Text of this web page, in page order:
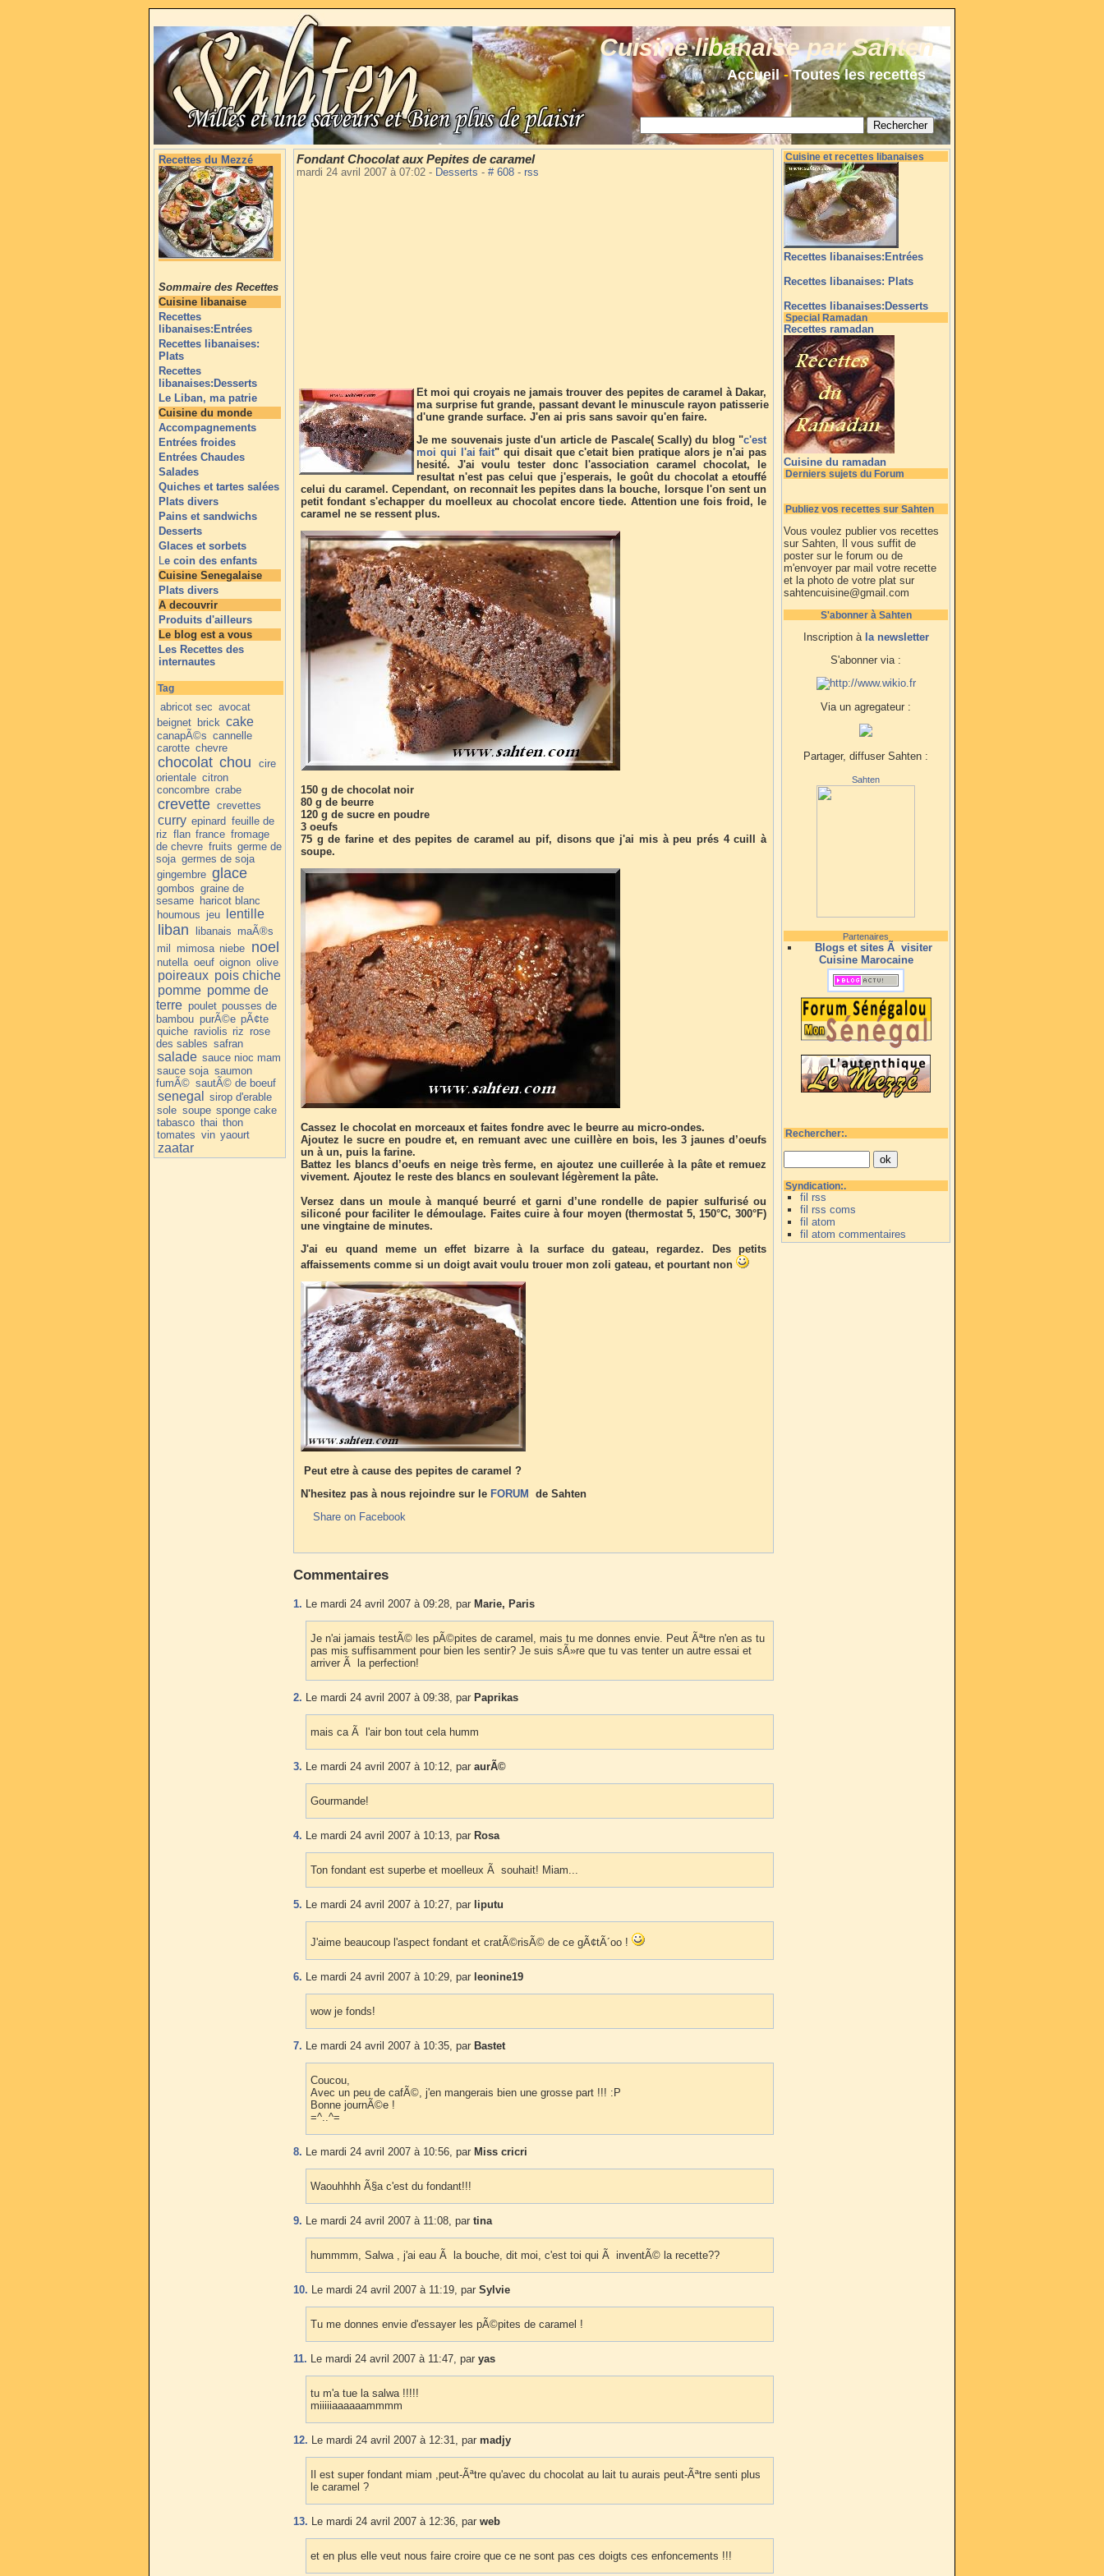
Cuisine libanaise par Sahten
Accueil-Toutes les recettes
Recettes du Mezzé
Sommaire des Recettes
Cuisine libanaise
Recettes
libanaises:Entrées
Recettes libanaises:
Plats
Recettes
libanaises:Desserts
Le Liban, ma patrie
Cuisine du monde
Accompagnements
Entrées froides
Entrées Chaudes
Salades
Quiches et tartes salées
Plats divers
Pains et sandwichs
Desserts
Glaces et sorbets
Le coin des enfants
Cuisine Senegalaise
Plats divers
A decouvrir
Produits d'ailleurs
Le blog est a vous
Les Recettes des
internautes
Tag
abricot sec avocat
beignet brick cake
canapÃ©s cannelle
carotte chevre
chocolat chou
cire
orientale citron
concombre crabe
crevette crevettes
curry epinard feuille de
riz flan france fromage
de chevre fruits germe de
soja germes de soja
gingembre glace
gombos graine de
sesame haricot blanc
houmous jeu lentille
liban libanais maÃ®s
mil mimosa niebe noel
nutella oeuf oignon olive
poireaux pois chiche
pomme pomme de
terre poulet pousses de
bambou purÃ©e pÃ¢te
quiche raviolis riz rose
des sables safran
salade sauce nioc mam
sauce soja saumon
fumÃ© sautÃ© de boeuf
senegal
sirop d'erable
sole soupe sponge cake
tabasco thai thon
tomates vin yaourt
zaatar
Fondant Chocolat aux Pepites de caramel
mardi 24 avril 2007 à 07:02 - Desserts - # 608 - rss
Et moi qui croyais ne jamais trouver des pepites de caramel à Dakar,
ma surprise fut grande, passant devant le minuscule rayon patisserie
d'une grande surface. J'en ai pris sans savoir qu'en faire.
Je me souvenais juste d'un article de Pascale( Scally) du blog "c'est
moi qui l'ai fait" qui disait que c'etait bien pratique alors je n'ai pas
hesité. J'ai voulu tester donc l'association caramel chocolat, le
resultat n'est pas celui que j'esperais, le goût du chocolat a etouffé
celui du caramel. Cependant, on reconnait les pepites dans la bouche, lorsque l'on sent un
petit fondant s'echapper du moelleux au chocolat encore tiede. Attention une fois froid, le
caramel ne se ressent plus.
150 g de chocolat noir
80 g de beurre
120 g de sucre en poudre
3 oeufs
75 g de farine et des pepites de caramel au pif, disons que j'ai mis à peu prés 4 cuill à
soupe.
Cassez le chocolat en morceaux et faites fondre avec le beurre au micro-ondes.
Ajoutez le sucre en poudre et, en remuant avec une cuillère en bois, les 3 jaunes d’oeufs
un à un, puis la farine.
Battez les blancs d’oeufs en neige très ferme, en ajoutez une cuillerée à la pâte et remuez
vivement. Ajoutez le reste des blancs en soulevant légèrement la pâte.
Versez dans un moule à manqué beurré et garni d’une rondelle de papier sulfurisé ou
siliconé pour faciliter le démoulage. Faites cuire à four moyen (thermostat 5, 150°C, 300°F)
une vingtaine de minutes.
J'ai eu quand meme un effet bizarre à la surface du gateau, regardez. Des petits
affaissements comme si un doigt avait voulu trouer mon zoli gateau, et pourtant non
Peut etre à cause des pepites de caramel ?
N'hesitez pas à nous rejoindre sur le FORUM
de Sahten
Share on Facebook
Commentaires
1. Le mardi 24 avril 2007 à 09:28, par Marie, Paris
Je n'ai jamais testÃ© les pÃ©pites de caramel, mais tu me donnes envie. Peut Ãªtre n'en as tu
pas mis suffisamment pour bien les sentir? Je suis sÃ»re que tu vas tenter un autre essai et
arriver Ã la perfection!
2. Le mardi 24 avril 2007 à 09:38, par Paprikas
mais ca Ã l'air bon tout cela humm
3. Le mardi 24 avril 2007 à 10:12, par aurÃ©
Gourmande!
4. Le mardi 24 avril 2007 à 10:13, par Rosa
Ton fondant est superbe et moelleux Ã souhait! Miam...
5. Le mardi 24 avril 2007 à 10:27, par liputu
J'aime beaucoup l'aspect fondant et cratÃ©risÃ© de ce gÃ¢tÃ´oo !
6. Le mardi 24 avril 2007 à 10:29, par leonine19
wow je fonds!
7. Le mardi 24 avril 2007 à 10:35, par Bastet
Coucou,
Avec un peu de cafÃ©, j'en mangerais bien une grosse part !!! :P
Bonne journÃ©e !
=^..^=
8. Le mardi 24 avril 2007 à 10:56, par Miss cricri
Waouhhhh Ã§a c'est du fondant!!!
9. Le mardi 24 avril 2007 à 11:08, par tina
hummmm, Salwa , j'ai eau Ã la bouche, dit moi, c'est toi qui Ã inventÃ© la recette??
10. Le mardi 24 avril 2007 à 11:19, par Sylvie
Tu me donnes envie d'essayer les pÃ©pites de caramel !
11. Le mardi 24 avril 2007 à 11:47, par yas
tu m'a tue la salwa !!!!!
miiiiiaaaaaammmm
12. Le mardi 24 avril 2007 à 12:31, par madjy
Il est super fondant miam ,peut-Ãªtre qu'avec du chocolat au lait tu aurais peut-Ãªtre senti plus
le caramel ?
13. Le mardi 24 avril 2007 à 12:36, par web
et en plus elle veut nous faire croire que ce ne sont pas ces doigts ces enfoncements !!!
Cuisine et recettes libanaises
Recettes libanaises:Entrées
Recettes libanaises: Plats
Recettes libanaises:Desserts
Special Ramadan
Recettes ramadan
Cuisine du ramadan
Derniers sujets du Forum
Publiez vos recettes sur Sahten
Vous voulez publier vos recettes
sur Sahten, Il vous suffit de
poster sur le forum ou de
m'envoyer par mail votre recette
et la photo de votre plat sur
sahtencuisine@gmail.com
S'abonner à Sahten
Inscription à la newsletter
S'abonner via :
Via un agregateur :
Partager, diffuser Sahten :
Sahten
Partenaires
Blogs et sites Ã visiter
Cuisine Marocaine
Rechercher:.
Syndication:.
fil rss
fil rss coms
fil atom
fil atom commentaires